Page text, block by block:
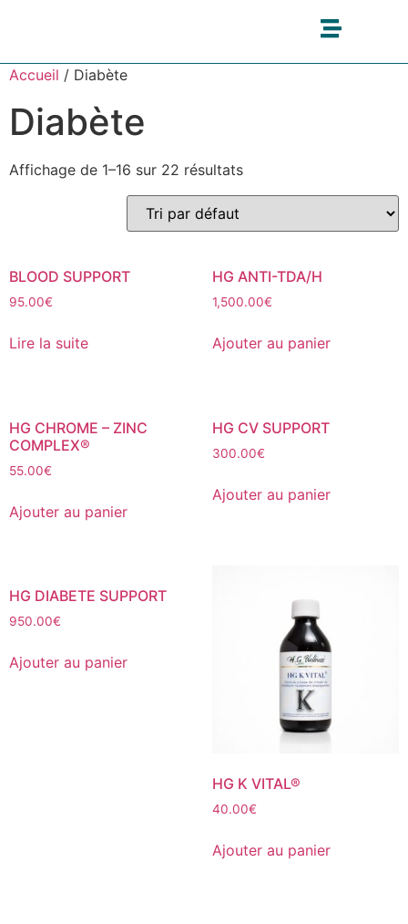
Accueil / Diabète
Diabète
Affichage de 1–16 sur 22 résultats
BLOOD SUPPORT
95.00€
Lire la suite
HG ANTI-TDA/H
1,500.00€
Ajouter au panier
HG CHROME – ZINC
COMPLEX®
55.00€
Ajouter au panier
HG CV SUPPORT
300.00€
Ajouter au panier
HG DIABETE SUPPORT
950.00€
Ajouter au panier
HG K VITAL®
40.00€
Ajouter au panier